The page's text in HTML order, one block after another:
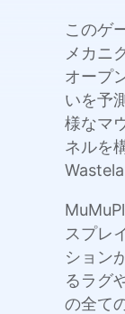
このゲ
メカニ
オープ
いを予
様なマ
ネルを
スプレ
ション
るラグ
の全て